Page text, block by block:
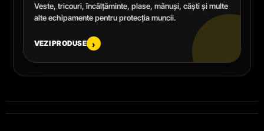
Veste, tricouri, încălțăminte, plase, mănuși, căști și multe
alte echipamente pentru protecția muncii.
VEZI PRODUSE ›